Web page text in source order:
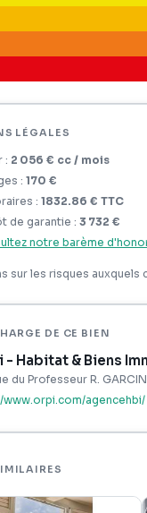
LÉGALES
: 2 056 € cc / mois
: 170 €
: 1832.86 € TTC
de garantie : 3 732 €
notre barème
sur les risques
DE CE BIEN
- Habitat & Biens
du Professeur R.
www.orpi.com/agencehbi/